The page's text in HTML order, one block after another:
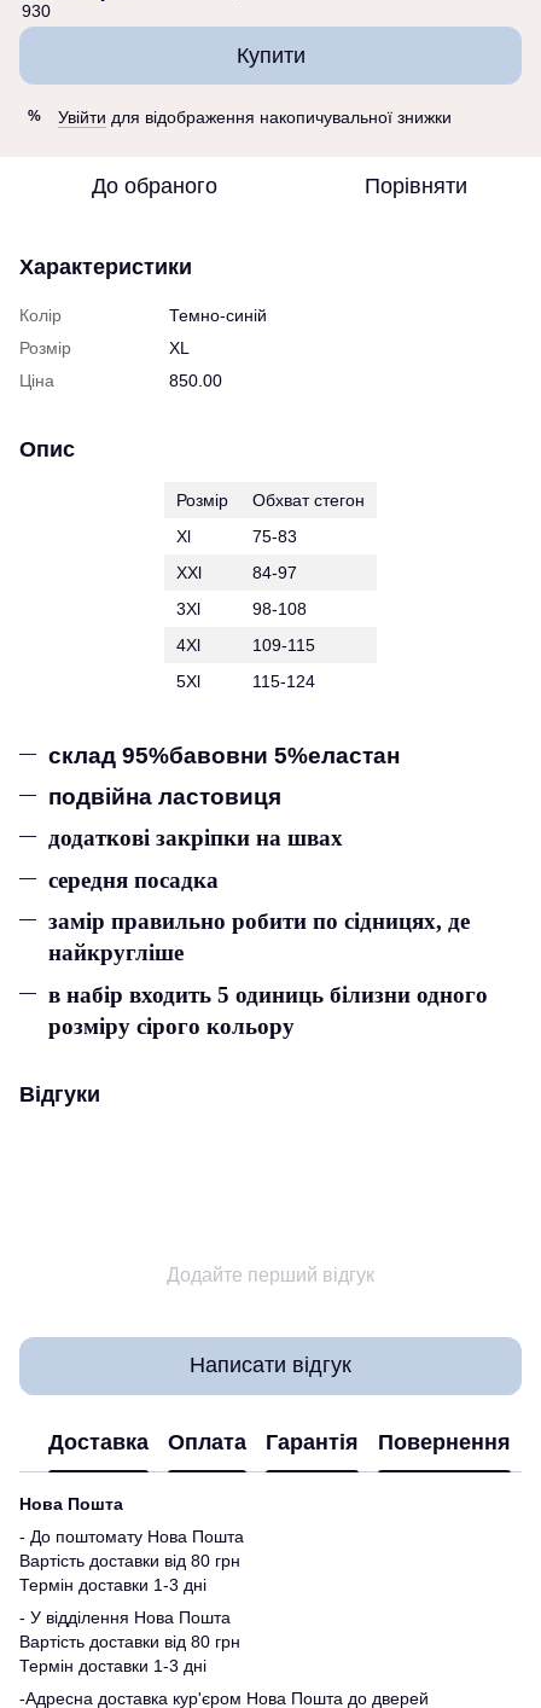
Купити
% Увійти для відображення накопичувальної знижки
До обраного Порівняти
Характеристики
Колір
Темно-синій
Розмір
XL
Ціна
850.00
Опис
Розмір
Обхват стегон
Xl
75-83
XXl
84-97
3Xl
98-108
4Xl
109-115
5Xl
115-124
склад 95%бавовни 5%еластан
подвійна ластовиця
додаткові закріпки на швах
середня посадка
замір правильно робити по сідницях, де
найкругліше
в набір входить 5 одиниць білизни одного
розміру сірого кольору
Відгуки
Додайте перший відгук
Написати відгук
Доставка Оплата Гарантія Повернення
Нова Пошта
- До поштомату Нова Пошта
Вартість доставки від 80 грн
Термін доставки 1-3 дні
- У відділення Нова Пошта
Вартість доставки від 80 грн
Термін доставки 1-3 дні
-Адресна доставка кур'єром Нова Пошта до дверей